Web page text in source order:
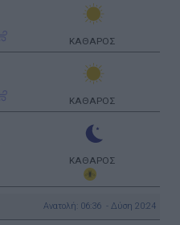
ΚΑΘΑΡΟΣ
ΚΑΘΑΡΟΣ
ΚΑΘΑΡΟΣ
Ανατολή: 06:36 - Δύση 20:24